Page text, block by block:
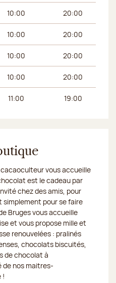
10:00 20:00
10:00 20:00
10:00 20:00
10:00 20:00
11:00 19:00
vous accueille
est le cadeau par
chez des amis, pour
pour se faire
Bruges vous accueille
et vous propose mille et
renouvelées : pralinés
chocolats biscuités,
de chocolat à
de nos maitres-
!